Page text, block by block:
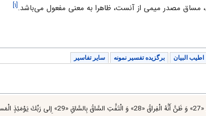
مصدر ميمى از آنست، ظاهرا به معنى مفعول مى‌باشد.[۱]
اطیب البیان برگزیده تفسیر نمونه سایر تفاسیر